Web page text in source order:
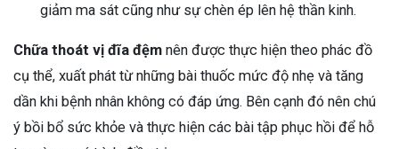
giảm ma sát cũng như sự chèn ép lên hệ thần kinh.
Chữa thoát vị đĩa đệm nên được thực hiện theo phác đồ
cụ thể, xuất phát từ những bài thuốc mức độ nhẹ và tăng
dần khi bệnh nhân không có đáp ứng. Bên cạnh đó nên chú
ý bồi bổ sức khỏe và thực hiện các bài tập phục hồi để hỗ